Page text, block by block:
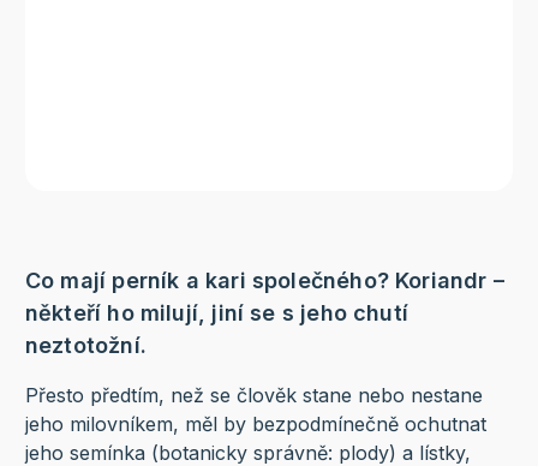
Co mají perník a kari společného? Koriandr –
někteří ho milují, jiní se s jeho chutí
neztotožní.
Přesto předtím, než se člověk stane nebo nestane
jeho milovníkem, měl by bezpodmínečně ochutnat
jeho semínka (botanicky správně: plody) a lístky,